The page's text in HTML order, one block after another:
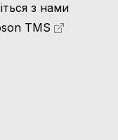
з нами
TMS